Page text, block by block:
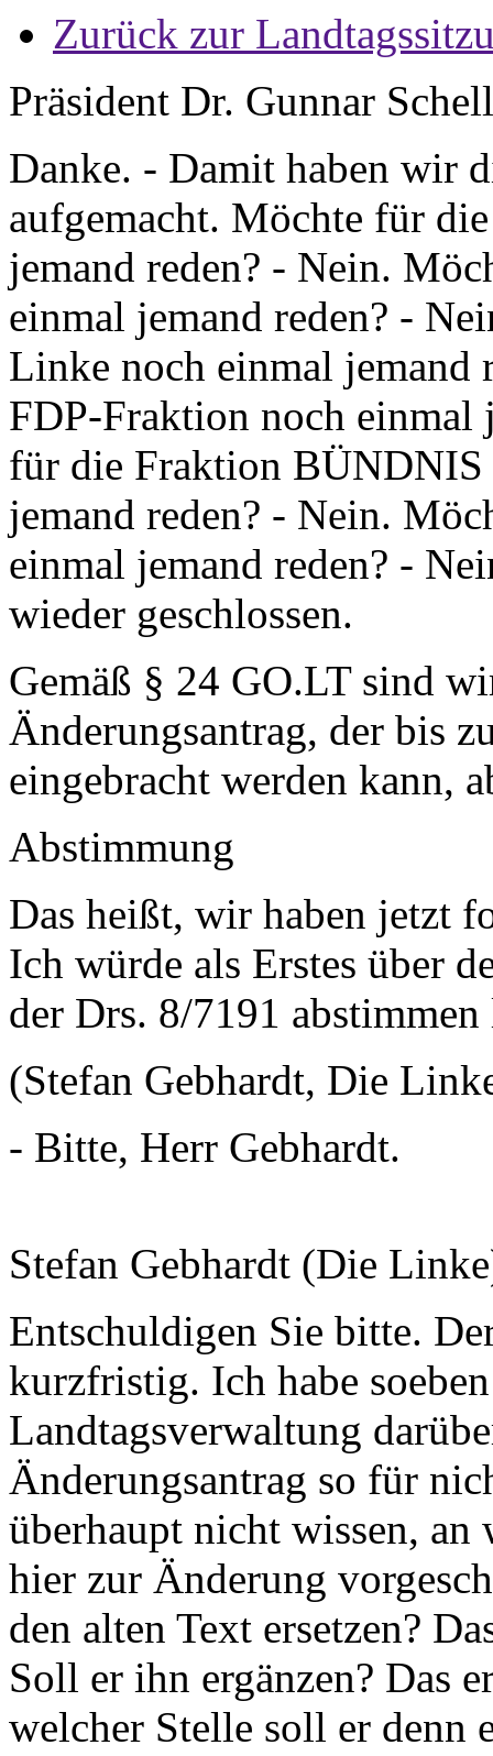
Zurück zur
Präsident Dr. Gunnar
Danke. - Damit haben wir
aufgemacht. Möchte für
jemand reden? - Nein.
einmal jemand reden? -
Linke noch einmal jemand
FDP-Fraktion noch einmal
für die Fraktion
jemand reden? - Nein.
einmal jemand reden? -
wieder geschlossen.
Gemäß § 24 GO.LT sind
Änderungsantrag, der bis
eingebracht werden kann,
Abstimmung
Das heißt, wir haben jetzt
Ich würde als Erstes über
der Drs. 8/7191
(Stefan Gebhardt, Die
- Bitte, Herr Gebhardt.
Stefan Gebhardt (Die
Entschuldigen Sie bitte.
kurzfristig. Ich habe
Landtagsverwaltung
Änderungsantrag so für
überhaupt nicht wissen, an
hier zur Änderung
den alten Text ersetzen?
Soll er ihn ergänzen? Das
welcher Stelle soll er denn